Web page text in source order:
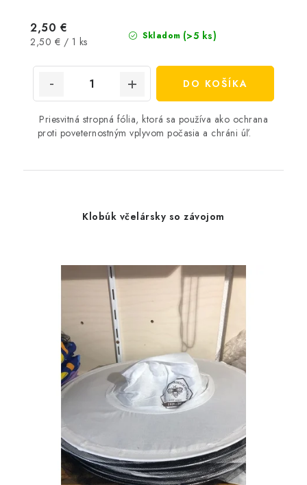
Skladom (>5 ks)
2,50 €
Jednotková
2,50 € / 1 ks
DO KOŠÍKA
Priesvitná stropná fólia, ktorá sa používa ako ochrana
proti poveternostným vplyvom počasia a chráni úľ.
Klobúk včelársky so závojom